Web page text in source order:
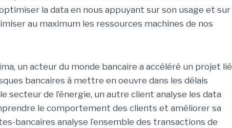
la data en nous appuyant sur son usage et sur
au maximum les ressources machines de nos
un acteur du monde bancaire a accéléré un projet lié
bancaires à mettre en oeuvre dans les délais
secteur de l’énergie, un autre client analyse les data
le comportement des clients et améliorer sa
bancaires analyse l’ensemble des transactions de